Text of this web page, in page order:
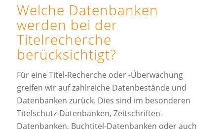
Welche Datenbanken
werden bei der
Titelrecherche
berücksichtigt?
Für eine Titel-Recherche oder -Überwachung
greifen wir auf zahlreiche Datenbestände und
Datenbanken zurück. Dies sind im besonderen
Titelschutz-Datenbanken, Zeitschriften-
Datenbanken, Buchtitel-Datenbanken oder auch